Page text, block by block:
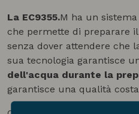
La EC9355.M ha un
che permette di preparare
senza dover attendere che
sua tecnologia garantisce
dell'acqua durante la
garantisce una qualità